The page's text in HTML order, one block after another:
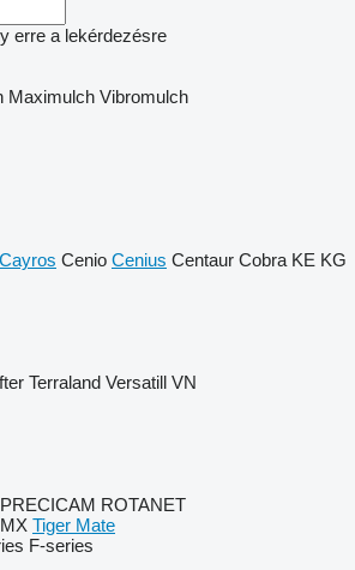
erre a lekérdezésre
Maximulch Vibromulch
Cayros Cenio Cenius Centaur Cobra KE KG
Terraland Versatill VN
PRECICAM ROTANET
Tiger Mate
F-series